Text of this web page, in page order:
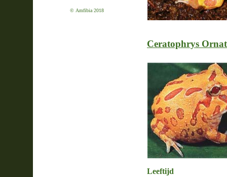
© Amfibia 2018
Ceratophrys
Leeftijd